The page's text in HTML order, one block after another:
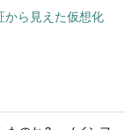
から見えた仮想化